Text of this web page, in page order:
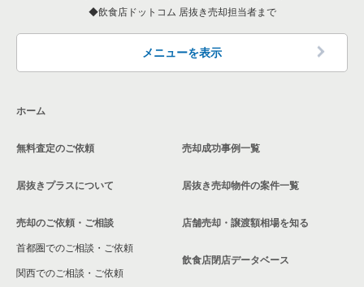
飲食店ドットコム 居抜き売却担当者まで
メニューを表示
ホーム
無料査定のご依頼
居抜きプラスについて
売却のご依頼・ご相談
首都圏でのご相談・ご依頼
関西でのご相談・ご依頼
売却成功事例一覧
居抜き売却物件の案件一覧
店舗売却・譲渡額相場を知る
飲食店閉店データベース